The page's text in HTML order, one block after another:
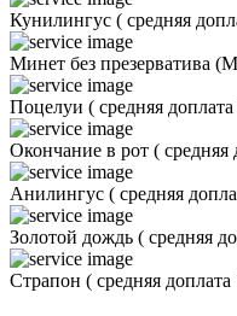
Кунилингус ( средняя
Минет без презерватива
Поцелуи ( средняя
Окончание в рот ( средняя
Анилингус ( средняя
Золотой дождь ( средняя
Страпон ( средняя